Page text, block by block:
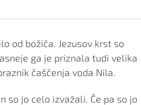
od božiča. Jezusov krst so
ga je priznala tudi velika
čaščenja voda Nila.
so jo celo izvažali. Če pa so jo